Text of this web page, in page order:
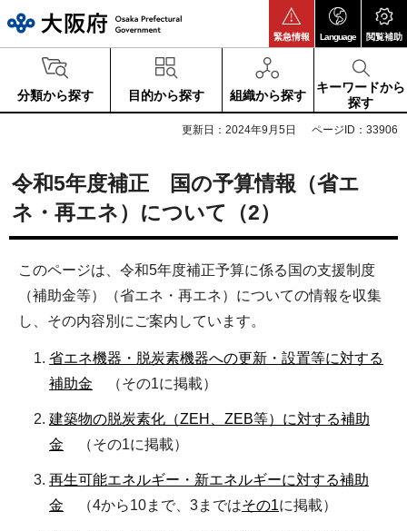
緊急情報 Language 閲覧補助
分類から探す 目的から探す 組織から探す
キーワードから
探す
更新日：2024年9月5日 ページID：33906
令和5年度補正 国の予算情報（省エ
ネ・再エネ）について（2）
このページは、令和5年度補正予算に係る国の支援制度
（補助金等）（省エネ・再エネ）についての情報を収集
し、その内容別にご案内しています。
省エネ機器・脱炭素機器への更新・設置等に対する
補助金 （その1に掲載）
建築物の脱炭素化（ZEH、ZEB等）に対する補助
金 （その1に掲載）
再生可能エネルギー・新エネルギーに対する補助
金 （4から10まで、3まではその1に掲載）